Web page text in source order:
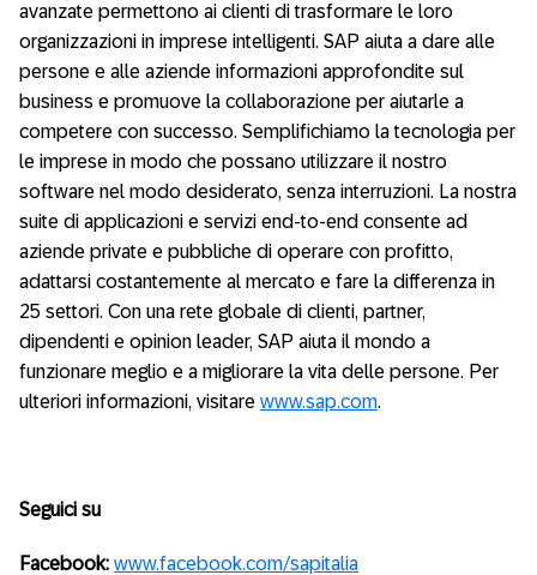
avanzate permettono ai clienti di trasformare le loro
organizzazioni in imprese intelligenti. SAP aiuta a dare alle
persone e alle aziende informazioni approfondite sul
business e promuove la collaborazione per aiutarle a
competere con successo. Semplifichiamo la tecnologia per
le imprese in modo che possano utilizzare il nostro
software nel modo desiderato, senza interruzioni. La nostra
suite di applicazioni e servizi end-to-end consente ad
aziende private e pubbliche di operare con profitto,
adattarsi costantemente al mercato e fare la differenza in
25 settori. Con una rete globale di clienti, partner,
dipendenti e opinion leader, SAP aiuta il mondo a
funzionare meglio e a migliorare la vita delle persone. Per
ulteriori informazioni, visitare www.sap.com.
Seguici su
Facebook: www.facebook.com/sapitalia